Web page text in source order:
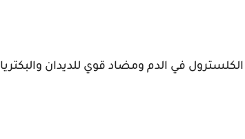
في الدم ومضاد قوي للديدان والبكتريا